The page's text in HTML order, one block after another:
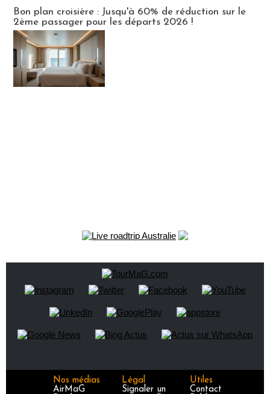
Bon plan croisière : Jusqu'à 60% de réduction sur le
2ème passager pour les départs 2026 !
Nos médias
AirMaG
Légal
Signaler un
Utiles
Contact